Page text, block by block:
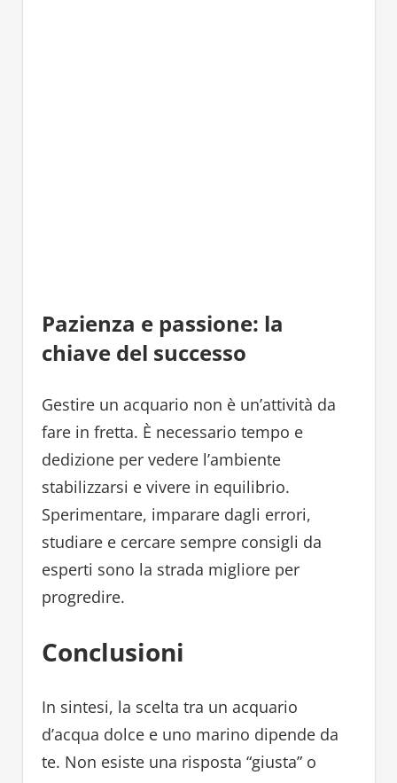
Pazienza e passione: la
chiave del successo
Gestire un acquario non è un’attività da
fare in fretta. È necessario tempo e
dedizione per vedere l’ambiente
stabilizzarsi e vivere in equilibrio.
Sperimentare, imparare dagli errori,
studiare e cercare sempre consigli da
esperti sono la strada migliore per
progredire.
Conclusioni
In sintesi, la scelta tra un acquario
d’acqua dolce e uno marino dipende da
te. Non esiste una risposta “giusta” o